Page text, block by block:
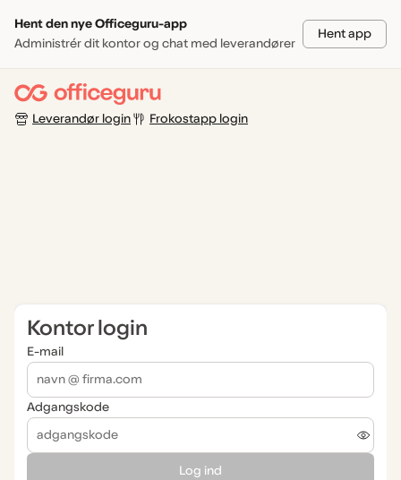
Hent den nye Officeguru-app
Administrér dit kontor og chat med leverandører
Hent app
Leverandør login Frokostapp login
Kontor login
E-mail
Adgangskode
Log ind